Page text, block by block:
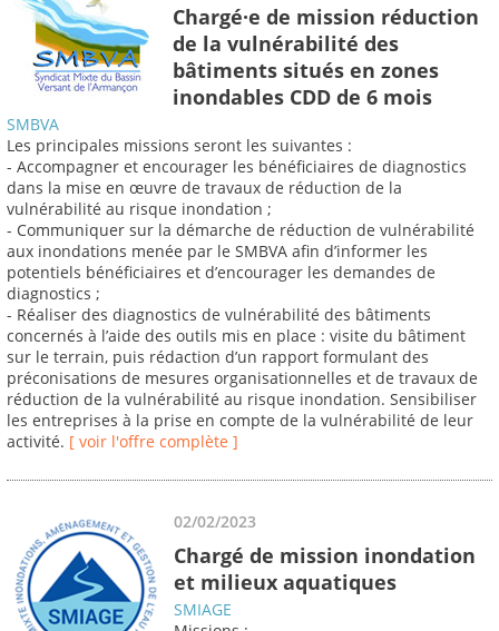
Chargé·e de mission réduction
de la vulnérabilité des
bâtiments situés en zones
inondables CDD de 6 mois
SMBVA
Les principales missions seront les suivantes :
- Accompagner et encourager les bénéficiaires de diagnostics
dans la mise en œuvre de travaux de réduction de la
vulnérabilité au risque inondation ;
- Communiquer sur la démarche de réduction de vulnérabilité
aux inondations menée par le SMBVA afin d’informer les
potentiels bénéficiaires et d’encourager les demandes de
diagnostics ;
- Réaliser des diagnostics de vulnérabilité des bâtiments
concernés à l’aide des outils mis en place : visite du bâtiment
sur le terrain, puis rédaction d’un rapport formulant des
préconisations de mesures organisationnelles et de travaux de
réduction de la vulnérabilité au risque inondation. Sensibiliser
les entreprises à la prise en compte de la vulnérabilité de leur
activité. [ voir l'offre complète ]
02/02/2023
Chargé de mission inondation
et milieux aquatiques
SMIAGE